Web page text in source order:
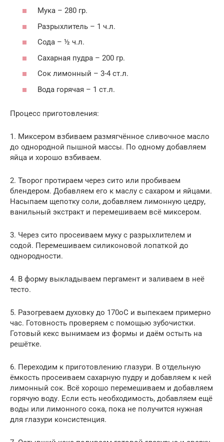
Мука – 280 гр.
Разрыхлитель – 1 ч.л.
Сода – ½ ч.л.
Сахарная пудра – 200 гр.
Сок лимонный – 3-4 ст.л.
Вода горячая – 1 ст.л.
Процесс приготовления:
1. Миксером взбиваем размягчённое сливочное масло
до однородной пышной массы. По одному добавляем
яйца и хорошо взбиваем.
2. Творог протираем через сито или пробиваем
блендером. Добавляем его к маслу с сахаром и яйцами.
Насыпаем щепотку соли, добавляем лимонную цедру,
ванильный экстракт и перемешиваем всё миксером.
3. Через сито просеиваем муку с разрыхлителем и
содой. Перемешиваем силиконовой лопаткой до
однородности.
4. В форму выкладываем пергамент и заливаем в неё
тесто.
5. Разогреваем духовку до 170оС и выпекаем примерно
час. Готовность проверяем с помощью зубочистки.
Готовый кекс вынимаем из формы и даём остыть на
решётке.
6. Переходим к приготовлению глазури. В отдельную
ёмкость просеиваем сахарную пудру и добавляем к ней
лимонный сок. Всё хорошо перемешиваем и добавляем
горячую воду. Если есть необходимость, добавляем ещё
воды или лимонного сока, пока не получится нужная
для глазури консистенция.